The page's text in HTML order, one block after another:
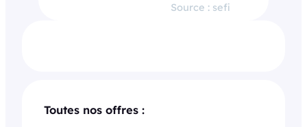
Source : sefi
Toutes nos offres :